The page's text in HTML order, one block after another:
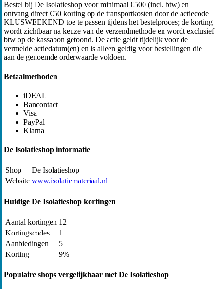
Bestel bij De Isolatieshop voor minimaal €500 (incl. btw) en
ontvang direct €50 korting op de transportkosten door de actiecode
KLUSWEEKEND toe te passen tijdens het bestelproces; de korting
wordt zichtbaar na keuze van de verzendmethode en wordt exclusief
btw op de kassabon getoond. De actie geldt tijdelijk voor de
vermelde actiedatum(en) en is alleen geldig voor bestellingen die
aan de genoemde orderwaarde voldoen.
Betaalmethoden
iDEAL
Bancontact
Visa
PayPal
Klarna
De Isolatieshop informatie
Shop
De Isolatieshop
Website www.isolatiemateriaal.nl
Huidige De Isolatieshop kortingen
Aantal kortingen 12
Kortingscodes
1
Aanbiedingen
5
Korting
9%
Populaire shops vergelijkbaar met De Isolatieshop